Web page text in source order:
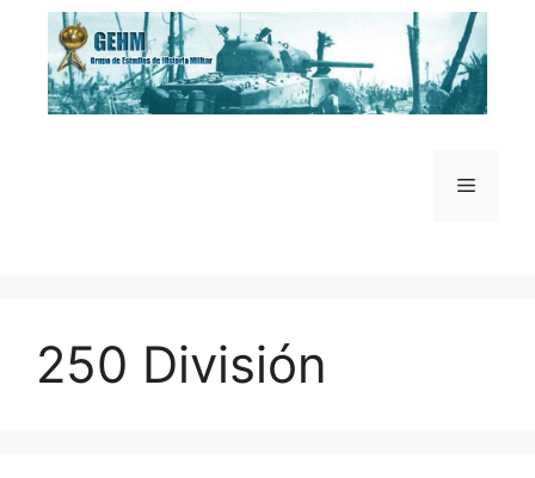
Saltar
contenido
Menú
250 División